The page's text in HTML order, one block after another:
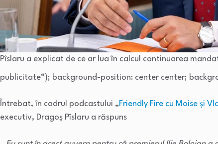
Pîslaru a explicat de ce ar lua în calcul continuarea
publicitate“); background-position: center center;
Întrebat, în cadrul podcastului „Friendly Fire cu Moise și
executiv, Dragoș Pîslaru a răspuns